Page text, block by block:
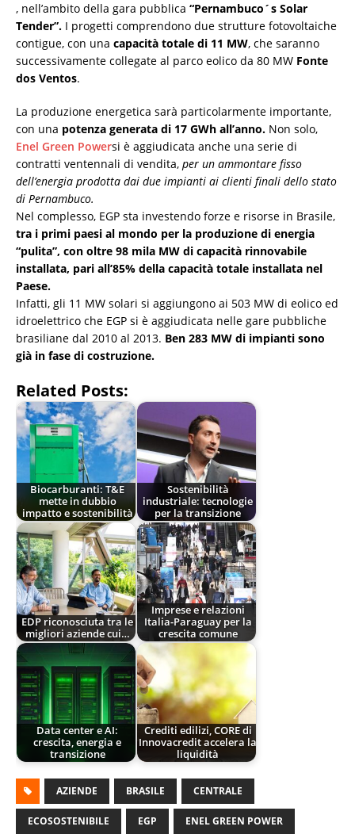
, nell’ambito della gara pubblica “Pernambuco´s Solar
Tender”. I progetti comprendono due strutture fotovoltaiche
contigue, con una capacità totale di 11 MW, che saranno
successivamente collegate al parco eolico da 80 MW Fonte
dos Ventos.
La produzione energetica sarà particolarmente importante,
con una potenza generata di 17 GWh all’anno. Non solo,
Enel Green Powersi è aggiudicata anche una serie di
contratti ventennali di vendita, per un ammontare fisso
dell’energia prodotta dai due impianti ai clienti finali dello stato
di Pernambuco.
Nel complesso, EGP sta investendo forze e risorse in Brasile,
tra i primi paesi al mondo per la produzione di energia
“pulita”, con oltre 98 mila MW di capacità rinnovabile
installata, pari all’85% della capacità totale installata nel
Paese.
Infatti, gli 11 MW solari si aggiungono ai 503 MW di eolico ed
idroelettrico che EGP si è aggiudicata nelle gare pubbliche
brasiliane dal 2010 al 2013. Ben 283 MW di impianti sono
già in fase di costruzione.
Related Posts:
Biocarburanti: T&E
mette in dubbio
impatto e sostenibilità
Sostenibilità
industriale: tecnologie
per la transizione
EDP riconosciuta tra le
migliori aziende cui…
Imprese e relazioni
Italia-Paraguay per la
crescita comune
Data center e AI:
crescita, energia e
transizione
Crediti edilizi, CORE di
Innovacredit accelera la
liquidità
AZIENDE BRASILE CENTRALE
ECOSOSTENIBILE EGP ENEL GREEN POWER